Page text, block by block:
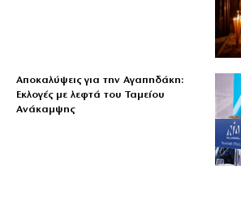
Αποκαλύψεις για την Αγαπηδάκη:
Εκλογές με λεφτά του Ταμείου
Ανάκαμψης